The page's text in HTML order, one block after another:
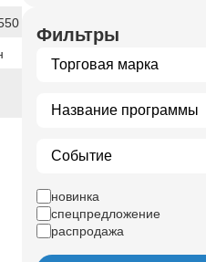
Фильтры
новинка
спецпредложение
распродажа